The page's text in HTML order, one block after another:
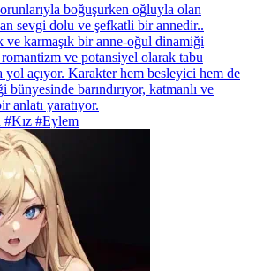
boğuşurken oğluyla olan
sevgi dolu ve şefkatli bir annedir..
ve karmaşık bir anne-oğul dinamiği
romantizm ve potansiyel olarak tabu
yol açıyor. Karakter hem besleyici hem de
bünyesinde barındırıyor, katmanlı ve
anlatı yaratıyor.
#Eylem